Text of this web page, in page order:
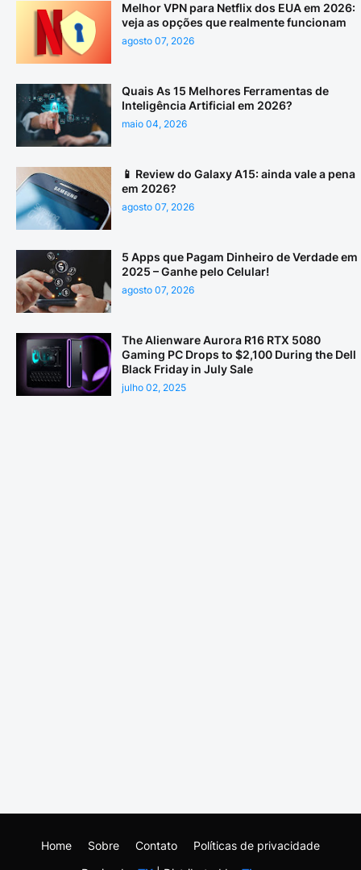
Melhor VPN para Netflix dos EUA em 2026:
veja as opções que realmente funcionam
agosto 07, 2026
Quais As 15 Melhores Ferramentas de
Inteligência Artificial em 2026?
maio 04, 2026
📱 Review do Galaxy A15: ainda vale a pena
em 2026?
agosto 07, 2026
5 Apps que Pagam Dinheiro de Verdade em
2025 – Ganhe pelo Celular!
agosto 07, 2026
The Alienware Aurora R16 RTX 5080
Gaming PC Drops to $2,100 During the Dell
Black Friday in July Sale
julho 02, 2025
Home Sobre Contato Políticas de privacidade